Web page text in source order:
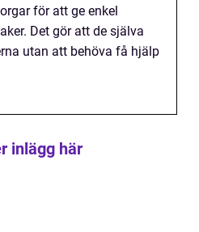
för att ge enkel
Det gör att de själva
utan att behöva få hjälp
inlägg här